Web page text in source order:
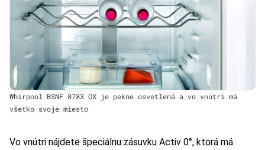
Whirpool BSNF 8783 OX je pekne osvetlená a vo vnútri má
všetko svoje miesto
Vo vnútri nájdete špeciálnu zásuvku Activ 0°, ktorá má